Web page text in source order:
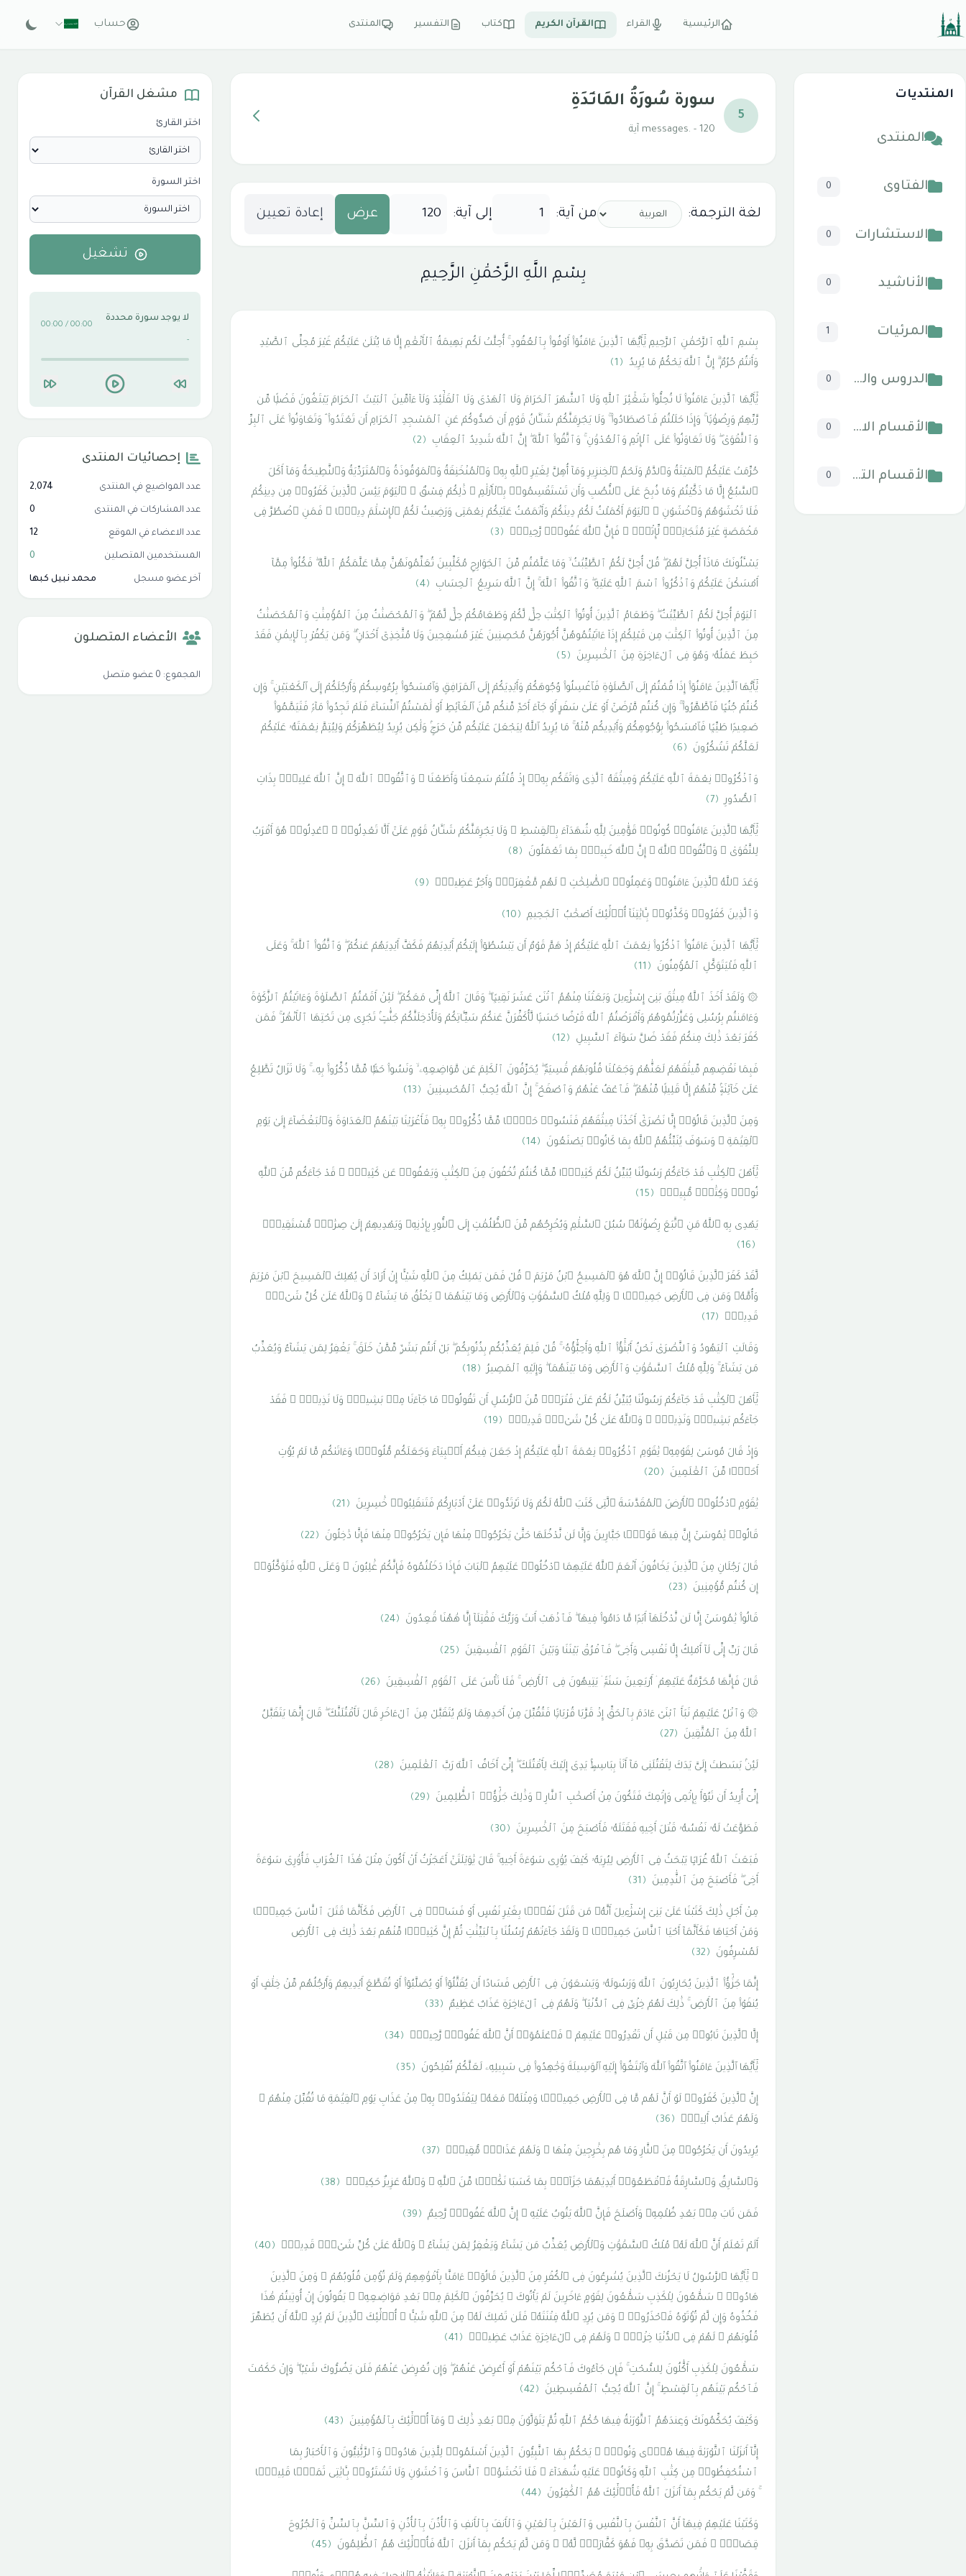
الرئيسية القراء القرآن الكريم كتاب التفسير المنتدى حساب
المنتديات
المنتدى
الفتاوى 0
الاستشارات 0
الأناشيد 0
المرئيات 1
الدروس والخطب 0
الأقسام الاسلامية 0
الأقسام التقنية للكمبيوتر والنترنت 0
5
سورة سُورَةُ المَائـِدَةِ
messages. - 120 آية
لغة الترجمة: من آية: إلى آية: عرض إعادة تعيين
بِسْمِ اللَّهِ الرَّحْمَٰنِ الرَّحِيمِ
بِسْمِ ٱللَّهِ ٱلرَّحْمَٰنِ ٱلرَّحِيمِ يَٰٓأَيُّهَا ٱلَّذِينَ ءَامَنُوٓا۟ أَوْفُوا۟ بِٱلْعُقُودِ ۚ أُحِلَّتْ لَكُم بَهِيمَةُ ٱلْأَنْعَٰمِ إِلَّا مَا يُتْلَىٰ عَلَيْكُمْ غَيْرَ مُحِلِّى ٱلصَّيْدِ
وَأَنتُمْ حُرُمٌ ۗ إِنَّ ٱللَّهَ يَحْكُمُ مَا يُرِيدُ ﴿1﴾
يَٰٓأَيُّهَا ٱلَّذِينَ ءَامَنُوا۟ لَا تُحِلُّوا۟ شَعَٰٓئِرَ ٱللَّهِ وَلَا ٱلشَّهْرَ ٱلْحَرَامَ وَلَا ٱلْهَدْىَ وَلَا ٱلْقَلَٰٓئِدَ وَلَآ ءَآمِّينَ ٱلْبَيْتَ ٱلْحَرَامَ يَبْتَغُونَ فَضْلًۭا مِّن
رَّبِّهِمْ وَرِضْوَٰنًۭا ۚ وَإِذَا حَلَلْتُمْ فَٱصْطَادُوا۟ ۚ وَلَا يَجْرِمَنَّكُمْ شَنَـَٔانُ قَوْمٍ أَن صَدُّوكُمْ عَنِ ٱلْمَسْجِدِ ٱلْحَرَامِ أَن تَعْتَدُوا۟ ۘ وَتَعَاوَنُوا۟ عَلَى ٱلْبِرِّ
وَٱلتَّقْوَىٰ ۖ وَلَا تَعَاوَنُوا۟ عَلَى ٱلْإِثْمِ وَٱلْعُدْوَٰنِ ۚ وَٱتَّقُوا۟ ٱللَّهَ ۖ إِنَّ ٱللَّهَ شَدِيدُ ٱلْعِقَابِ
﴿2﴾
حُرِّمَتْ عَلَيْكُمُ ٱلْمَيْتَةُ وَٱلدَّمُ وَلَحْمُ ٱلْخِنزِيرِ وَمَآ أُهِلَّ لِغَيْرِ ٱللَّهِ بِهِۦ وَٱلْمُنْخَنِقَةُ وَٱلْمَوْقُوذَةُ وَٱلْمُتَرَدِّيَةُ وَٱلنَّطِيحَةُ وَمَآ أَكَلَ
ٱلسَّبُعُ إِلَّا مَا ذَكَّيْتُمْ وَمَا ذُبِحَ عَلَى ٱلنُّصُبِ وَأَن تَسْتَقْسِمُوا۟ بِٱلْأَزْلَٰمِ ۚ ذَٰلِكُمْ فِسْقٌ ۗ ٱلْيَوْمَ يَئِسَ ٱلَّذِينَ كَفَرُوا۟ مِن دِينِكُمْ
فَلَا تَخْشَوْهُمْ وَٱخْشَوْنِ ۚ ٱلْيَوْمَ أَكْمَلْتُ لَكُمْ دِينَكُمْ وَأَتْمَمْتُ عَلَيْكُمْ نِعْمَتِى وَرَضِيتُ لَكُمُ ٱلْإِسْلَٰمَ دِينًۭا ۚ فَمَنِ ٱضْطُرَّ فِى
مَخْمَصَةٍ غَيْرَ مُتَجَانِفٍۢ لِّإِثْمٍۢ ۙ فَإِنَّ ٱللَّهَ غَفُورٌۭ رَّحِيمٌۭ
﴿3﴾
يَسْـَٔلُونَكَ مَاذَآ أُحِلَّ لَهُمْ ۖ قُلْ أُحِلَّ لَكُمُ ٱلطَّيِّبَٰتُ ۙ وَمَا عَلَّمْتُم مِّنَ ٱلْجَوَارِحِ مُكَلِّبِينَ تُعَلِّمُونَهُنَّ مِمَّا عَلَّمَكُمُ ٱللَّهُ ۖ فَكُلُوا۟ مِمَّآ
أَمْسَكْنَ عَلَيْكُمْ وَٱذْكُرُوا۟ ٱسْمَ ٱللَّهِ عَلَيْهِ ۖ وَٱتَّقُوا۟ ٱللَّهَ ۚ إِنَّ ٱللَّهَ سَرِيعُ ٱلْحِسَابِ
﴿4﴾
ٱلْيَوْمَ أُحِلَّ لَكُمُ ٱلطَّيِّبَٰتُ ۖ وَطَعَامُ ٱلَّذِينَ أُوتُوا۟ ٱلْكِتَٰبَ حِلٌّۭ لَّكُمْ وَطَعَامُكُمْ حِلٌّۭ لَّهُمْ ۖ وَٱلْمُحْصَنَٰتُ مِنَ ٱلْمُؤْمِنَٰتِ وَٱلْمُحْصَنَٰتُ
مِنَ ٱلَّذِينَ أُوتُوا۟ ٱلْكِتَٰبَ مِن قَبْلِكُمْ إِذَآ ءَاتَيْتُمُوهُنَّ أُجُورَهُنَّ مُحْصِنِينَ غَيْرَ مُسَٰفِحِينَ وَلَا مُتَّخِذِىٓ أَخْدَانٍۢ ۗ وَمَن يَكْفُرْ بِٱلْإِيمَٰنِ فَقَدْ
حَبِطَ عَمَلُهُۥ وَهُوَ فِى ٱلْءَاخِرَةِ مِنَ ٱلْخَٰسِرِينَ
﴿5﴾
يَٰٓأَيُّهَا ٱلَّذِينَ ءَامَنُوٓا۟ إِذَا قُمْتُمْ إِلَى ٱلصَّلَوٰةِ فَٱغْسِلُوا۟ وُجُوهَكُمْ وَأَيْدِيَكُمْ إِلَى ٱلْمَرَافِقِ وَٱمْسَحُوا۟ بِرُءُوسِكُمْ وَأَرْجُلَكُمْ إِلَى ٱلْكَعْبَيْنِ ۚ وَإِن
كُنتُمْ جُنُبًۭا فَٱطَّهَّرُوا۟ ۚ وَإِن كُنتُم مَّرْضَىٰٓ أَوْ عَلَىٰ سَفَرٍ أَوْ جَآءَ أَحَدٌۭ مِّنكُم مِّنَ ٱلْغَآئِطِ أَوْ لَٰمَسْتُمُ ٱلنِّسَآءَ فَلَمْ تَجِدُوا۟ مَآءًۭ فَتَيَمَّمُوا۟
صَعِيدًۭا طَيِّبًۭا فَٱمْسَحُوا۟ بِوُجُوهِكُمْ وَأَيْدِيكُم مِّنْهُ ۚ مَا يُرِيدُ ٱللَّهُ لِيَجْعَلَ عَلَيْكُم مِّنْ حَرَجٍۢ وَلَٰكِن يُرِيدُ لِيُطَهِّرَكُمْ وَلِيُتِمَّ نِعْمَتَهُۥ عَلَيْكُمْ
لَعَلَّكُمْ تَشْكُرُونَ
﴿6﴾
وَٱذْكُرُوا۟ نِعْمَةَ ٱللَّهِ عَلَيْكُمْ وَمِيثَٰقَهُ ٱلَّذِى وَاثَقَكُم بِهِۦٓ إِذْ قُلْتُمْ سَمِعْنَا وَأَطَعْنَا ۖ وَٱتَّقُوا۟ ٱللَّهَ ۚ إِنَّ ٱللَّهَ عَلِيمٌۢ بِذَاتِ
ٱلصُّدُورِ ﴿7﴾
يَٰٓأَيُّهَا ٱلَّذِينَ ءَامَنُوا۟ كُونُوا۟ قَوَّٰمِينَ لِلَّهِ شُهَدَآءَ بِٱلْقِسْطِ ۖ وَلَا يَجْرِمَنَّكُمْ شَنَـَٔانُ قَوْمٍ عَلَىٰٓ أَلَّا تَعْدِلُوا۟ ۚ ٱعْدِلُوا۟ هُوَ أَقْرَبُ
لِلتَّقْوَىٰ ۖ وَٱتَّقُوا۟ ٱللَّهَ ۚ إِنَّ ٱللَّهَ خَبِيرٌۢ بِمَا تَعْمَلُونَ
﴿8﴾
وَعَدَ ٱللَّهُ ٱلَّذِينَ ءَامَنُوا۟ وَعَمِلُوا۟ ٱلصَّٰلِحَٰتِ ۙ لَهُم مَّغْفِرَةٌۭ وَأَجْرٌ عَظِيمٌۭ ﴿9﴾
وَٱلَّذِينَ كَفَرُوا۟ وَكَذَّبُوا۟ بِـَٔايَٰتِنَآ أُو۟لَٰٓئِكَ أَصْحَٰبُ ٱلْجَحِيمِ ﴿10﴾
يَٰٓأَيُّهَا ٱلَّذِينَ ءَامَنُوا۟ ٱذْكُرُوا۟ نِعْمَتَ ٱللَّهِ عَلَيْكُمْ إِذْ هَمَّ قَوْمٌ أَن يَبْسُطُوٓا۟ إِلَيْكُمْ أَيْدِيَهُمْ فَكَفَّ أَيْدِيَهُمْ عَنكُمْ ۖ وَٱتَّقُوا۟ ٱللَّهَ ۚ وَعَلَى
ٱللَّهِ فَلْيَتَوَكَّلِ ٱلْمُؤْمِنُونَ
﴿11﴾
۞ وَلَقَدْ أَخَذَ ٱللَّهُ مِيثَٰقَ بَنِىٓ إِسْرَٰٓءِيلَ وَبَعَثْنَا مِنْهُمُ ٱثْنَىْ عَشَرَ نَقِيبًۭا ۖ وَقَالَ ٱللَّهُ إِنِّى مَعَكُمْ ۖ لَئِنْ أَقَمْتُمُ ٱلصَّلَوٰةَ وَءَاتَيْتُمُ ٱلزَّكَوٰةَ
وَءَامَنتُم بِرُسُلِى وَعَزَّرْتُمُوهُمْ وَأَقْرَضْتُمُ ٱللَّهَ قَرْضًا حَسَنًۭا لَّأُكَفِّرَنَّ عَنكُمْ سَيِّـَٔاتِكُمْ وَلَأُدْخِلَنَّكُمْ جَنَّٰتٍۢ تَجْرِى مِن تَحْتِهَا ٱلْأَنْهَٰرُ ۚ فَمَن
كَفَرَ بَعْدَ ذَٰلِكَ مِنكُمْ فَقَدْ ضَلَّ سَوَآءَ ٱلسَّبِيلِ
﴿12﴾
فَبِمَا نَقْضِهِم مِّيثَٰقَهُمْ لَعَنَّٰهُمْ وَجَعَلْنَا قُلُوبَهُمْ قَٰسِيَةًۭ ۖ يُحَرِّفُونَ ٱلْكَلِمَ عَن مَّوَاضِعِهِۦ ۙ وَنَسُوا۟ حَظًّۭا مِّمَّا ذُكِّرُوا۟ بِهِۦ ۚ وَلَا تَزَالُ تَطَّلِعُ
عَلَىٰ خَآئِنَةٍۢ مِّنْهُمْ إِلَّا قَلِيلًۭا مِّنْهُمْ ۖ فَٱعْفُ عَنْهُمْ وَٱصْفَحْ ۚ إِنَّ ٱللَّهَ يُحِبُّ ٱلْمُحْسِنِينَ
﴿13﴾
وَمِنَ ٱلَّذِينَ قَالُوٓا۟ إِنَّا نَصَٰرَىٰٓ أَخَذْنَا مِيثَٰقَهُمْ فَنَسُوا۟ حَظًّۭا مِّمَّا ذُكِّرُوا۟ بِهِۦ فَأَغْرَيْنَا بَيْنَهُمُ ٱلْعَدَاوَةَ وَٱلْبَغْضَآءَ إِلَىٰ يَوْمِ
ٱلْقِيَٰمَةِ ۚ وَسَوْفَ يُنَبِّئُهُمُ ٱللَّهُ بِمَا كَانُوا۟ يَصْنَعُونَ
﴿14﴾
يَٰٓأَهْلَ ٱلْكِتَٰبِ قَدْ جَآءَكُمْ رَسُولُنَا يُبَيِّنُ لَكُمْ كَثِيرًۭا مِّمَّا كُنتُمْ تُخْفُونَ مِنَ ٱلْكِتَٰبِ وَيَعْفُوا۟ عَن كَثِيرٍۢ ۚ قَدْ جَآءَكُم مِّنَ ٱللَّهِ
نُورٌۭ وَكِتَٰبٌۭ مُّبِينٌۭ
﴿15﴾
يَهْدِى بِهِ ٱللَّهُ مَنِ ٱتَّبَعَ رِضْوَٰنَهُۥ سُبُلَ ٱلسَّلَٰمِ وَيُخْرِجُهُم مِّنَ ٱلظُّلُمَٰتِ إِلَى ٱلنُّورِ بِإِذْنِهِۦ وَيَهْدِيهِمْ إِلَىٰ صِرَٰطٍۢ مُّسْتَقِيمٍۢ
﴿16﴾
لَّقَدْ كَفَرَ ٱلَّذِينَ قَالُوٓا۟ إِنَّ ٱللَّهَ هُوَ ٱلْمَسِيحُ ٱبْنُ مَرْيَمَ ۚ قُلْ فَمَن يَمْلِكُ مِنَ ٱللَّهِ شَيْـًٔا إِنْ أَرَادَ أَن يُهْلِكَ ٱلْمَسِيحَ ٱبْنَ مَرْيَمَ
وَأُمَّهُۥ وَمَن فِى ٱلْأَرْضِ جَمِيعًۭا ۗ وَلِلَّهِ مُلْكُ ٱلسَّمَٰوَٰتِ وَٱلْأَرْضِ وَمَا بَيْنَهُمَا ۚ يَخْلُقُ مَا يَشَآءُ ۚ وَٱللَّهُ عَلَىٰ كُلِّ شَىْءٍۢ
قَدِيرٌۭ
﴿17﴾
وَقَالَتِ ٱلْيَهُودُ وَٱلنَّصَٰرَىٰ نَحْنُ أَبْنَٰٓؤُا۟ ٱللَّهِ وَأَحِبَّٰٓؤُهُۥ ۚ قُلْ فَلِمَ يُعَذِّبُكُم بِذُنُوبِكُم ۖ بَلْ أَنتُم بَشَرٌۭ مِّمَّنْ خَلَقَ ۚ يَغْفِرُ لِمَن يَشَآءُ وَيُعَذِّبُ
مَن يَشَآءُ ۚ وَلِلَّهِ مُلْكُ ٱلسَّمَٰوَٰتِ وَٱلْأَرْضِ وَمَا بَيْنَهُمَا ۖ وَإِلَيْهِ ٱلْمَصِيرُ
﴿18﴾
يَٰٓأَهْلَ ٱلْكِتَٰبِ قَدْ جَآءَكُمْ رَسُولُنَا يُبَيِّنُ لَكُمْ عَلَىٰ فَتْرَةٍۢ مِّنَ ٱلرُّسُلِ أَن تَقُولُوا۟ مَا جَآءَنَا مِنۢ بَشِيرٍۢ وَلَا نَذِيرٍۢ ۖ فَقَدْ
جَآءَكُم بَشِيرٌۭ وَنَذِيرٌۭ ۗ وَٱللَّهُ عَلَىٰ كُلِّ شَىْءٍۢ قَدِيرٌۭ
﴿19﴾
وَإِذْ قَالَ مُوسَىٰ لِقَوْمِهِۦ يَٰقَوْمِ ٱذْكُرُوا۟ نِعْمَةَ ٱللَّهِ عَلَيْكُمْ إِذْ جَعَلَ فِيكُمْ أَنۢبِيَآءَ وَجَعَلَكُم مُّلُوكًۭا وَءَاتَىٰكُم مَّا لَمْ يُؤْتِ
أَحَدًۭا مِّنَ ٱلْعَٰلَمِينَ
﴿20﴾
يَٰقَوْمِ ٱدْخُلُوا۟ ٱلْأَرْضَ ٱلْمُقَدَّسَةَ ٱلَّتِى كَتَبَ ٱللَّهُ لَكُمْ وَلَا تَرْتَدُّوا۟ عَلَىٰٓ أَدْبَارِكُمْ فَتَنقَلِبُوا۟ خَٰسِرِينَ ﴿21﴾
قَالُوا۟ يَٰمُوسَىٰٓ إِنَّ فِيهَا قَوْمًۭا جَبَّارِينَ وَإِنَّا لَن نَّدْخُلَهَا حَتَّىٰ يَخْرُجُوا۟ مِنْهَا فَإِن يَخْرُجُوا۟ مِنْهَا فَإِنَّا دَٰخِلُونَ ﴿22﴾
قَالَ رَجُلَانِ مِنَ ٱلَّذِينَ يَخَافُونَ أَنْعَمَ ٱللَّهُ عَلَيْهِمَا ٱدْخُلُوا۟ عَلَيْهِمُ ٱلْبَابَ فَإِذَا دَخَلْتُمُوهُ فَإِنَّكُمْ غَٰلِبُونَ ۚ وَعَلَى ٱللَّهِ فَتَوَكَّلُوٓا۟
إِن كُنتُم مُّؤْمِنِينَ
﴿23﴾
قَالُوا۟ يَٰمُوسَىٰٓ إِنَّا لَن نَّدْخُلَهَآ أَبَدًۭا مَّا دَامُوا۟ فِيهَا ۖ فَٱذْهَبْ أَنتَ وَرَبُّكَ فَقَٰتِلَآ إِنَّا هَٰهُنَا قَٰعِدُونَ ﴿24﴾
قَالَ رَبِّ إِنِّى لَآ أَمْلِكُ إِلَّا نَفْسِى وَأَخِى ۖ فَٱفْرُقْ بَيْنَنَا وَبَيْنَ ٱلْقَوْمِ ٱلْفَٰسِقِينَ ﴿25﴾
قَالَ فَإِنَّهَا مُحَرَّمَةٌ عَلَيْهِمْ ۛ أَرْبَعِينَ سَنَةًۭ ۛ يَتِيهُونَ فِى ٱلْأَرْضِ ۚ فَلَا تَأْسَ عَلَى ٱلْقَوْمِ ٱلْفَٰسِقِينَ ﴿26﴾
۞ وَٱتْلُ عَلَيْهِمْ نَبَأَ ٱبْنَىْ ءَادَمَ بِٱلْحَقِّ إِذْ قَرَّبَا قُرْبَانًۭا فَتُقُبِّلَ مِنْ أَحَدِهِمَا وَلَمْ يُتَقَبَّلْ مِنَ ٱلْءَاخَرِ قَالَ لَأَقْتُلَنَّكَ ۖ قَالَ إِنَّمَا يَتَقَبَّلُ
ٱللَّهُ مِنَ ٱلْمُتَّقِينَ
﴿27﴾
لَئِنۢ بَسَطتَ إِلَىَّ يَدَكَ لِتَقْتُلَنِى مَآ أَنَا۠ بِبَاسِطٍۢ يَدِىَ إِلَيْكَ لِأَقْتُلَكَ ۖ إِنِّىٓ أَخَافُ ٱللَّهَ رَبَّ ٱلْعَٰلَمِينَ ﴿28﴾
إِنِّىٓ أُرِيدُ أَن تَبُوٓأَ بِإِثْمِى وَإِثْمِكَ فَتَكُونَ مِنْ أَصْحَٰبِ ٱلنَّارِ ۚ وَذَٰلِكَ جَزَٰٓؤُا۟ ٱلظَّٰلِمِينَ ﴿29﴾
فَطَوَّعَتْ لَهُۥ نَفْسُهُۥ قَتْلَ أَخِيهِ فَقَتَلَهُۥ فَأَصْبَحَ مِنَ ٱلْخَٰسِرِينَ ﴿30﴾
فَبَعَثَ ٱللَّهُ غُرَابًۭا يَبْحَثُ فِى ٱلْأَرْضِ لِيُرِيَهُۥ كَيْفَ يُوَٰرِى سَوْءَةَ أَخِيهِ ۚ قَالَ يَٰوَيْلَتَىٰٓ أَعَجَزْتُ أَنْ أَكُونَ مِثْلَ هَٰذَا ٱلْغُرَابِ فَأُوَٰرِىَ سَوْءَةَ
أَخِى ۖ فَأَصْبَحَ مِنَ ٱلنَّٰدِمِينَ
﴿31﴾
مِنْ أَجْلِ ذَٰلِكَ كَتَبْنَا عَلَىٰ بَنِىٓ إِسْرَٰٓءِيلَ أَنَّهُۥ مَن قَتَلَ نَفْسًۢا بِغَيْرِ نَفْسٍ أَوْ فَسَادٍۢ فِى ٱلْأَرْضِ فَكَأَنَّمَا قَتَلَ ٱلنَّاسَ جَمِيعًۭا
وَمَنْ أَحْيَاهَا فَكَأَنَّمَآ أَحْيَا ٱلنَّاسَ جَمِيعًۭا ۚ وَلَقَدْ جَآءَتْهُمْ رُسُلُنَا بِٱلْبَيِّنَٰتِ ثُمَّ إِنَّ كَثِيرًۭا مِّنْهُم بَعْدَ ذَٰلِكَ فِى ٱلْأَرْضِ
لَمُسْرِفُونَ
﴿32﴾
إِنَّمَا جَزَٰٓؤُا۟ ٱلَّذِينَ يُحَارِبُونَ ٱللَّهَ وَرَسُولَهُۥ وَيَسْعَوْنَ فِى ٱلْأَرْضِ فَسَادًا أَن يُقَتَّلُوٓا۟ أَوْ يُصَلَّبُوٓا۟ أَوْ تُقَطَّعَ أَيْدِيهِمْ وَأَرْجُلُهُم مِّنْ خِلَٰفٍ أَوْ
يُنفَوْا۟ مِنَ ٱلْأَرْضِ ۚ ذَٰلِكَ لَهُمْ خِزْىٌۭ فِى ٱلدُّنْيَا ۖ وَلَهُمْ فِى ٱلْءَاخِرَةِ عَذَابٌ عَظِيمٌ ﴿33﴾
إِلَّا ٱلَّذِينَ تَابُوا۟ مِن قَبْلِ أَن تَقْدِرُوا۟ عَلَيْهِمْ ۖ فَٱعْلَمُوٓا۟ أَنَّ ٱللَّهَ غَفُورٌۭ رَّحِيمٌۭ ﴿34﴾
يَٰٓأَيُّهَا ٱلَّذِينَ ءَامَنُوا۟ ٱتَّقُوا۟ ٱللَّهَ وَٱبْتَغُوٓا۟ إِلَيْهِ ٱلْوَسِيلَةَ وَجَٰهِدُوا۟ فِى سَبِيلِهِۦ لَعَلَّكُمْ تُفْلِحُونَ ﴿35﴾
إِنَّ ٱلَّذِينَ كَفَرُوا۟ لَوْ أَنَّ لَهُم مَّا فِى ٱلْأَرْضِ جَمِيعًۭا وَمِثْلَهُۥ مَعَهُۥ لِيَفْتَدُوا۟ بِهِۦ مِنْ عَذَابِ يَوْمِ ٱلْقِيَٰمَةِ مَا تُقُبِّلَ مِنْهُمْ ۖ
وَلَهُمْ عَذَابٌ أَلِيمٌۭ
﴿36﴾
يُرِيدُونَ أَن يَخْرُجُوا۟ مِنَ ٱلنَّارِ وَمَا هُم بِخَٰرِجِينَ مِنْهَا ۖ وَلَهُمْ عَذَابٌۭ مُّقِيمٌۭ ﴿37﴾
وَٱلسَّارِقُ وَٱلسَّارِقَةُ فَٱقْطَعُوٓا۟ أَيْدِيَهُمَا جَزَآءًۢ بِمَا كَسَبَا نَكَٰلًۭا مِّنَ ٱللَّهِ ۗ وَٱللَّهُ عَزِيزٌ حَكِيمٌۭ ﴿38﴾
فَمَن تَابَ مِنۢ بَعْدِ ظُلْمِهِۦ وَأَصْلَحَ فَإِنَّ ٱللَّهَ يَتُوبُ عَلَيْهِ ۗ إِنَّ ٱللَّهَ غَفُورٌۭ رَّحِيمٌ ﴿39﴾
أَلَمْ تَعْلَمْ أَنَّ ٱللَّهَ لَهُۥ مُلْكُ ٱلسَّمَٰوَٰتِ وَٱلْأَرْضِ يُعَذِّبُ مَن يَشَآءُ وَيَغْفِرُ لِمَن يَشَآءُ ۗ وَٱللَّهُ عَلَىٰ كُلِّ شَىْءٍۢ قَدِيرٌۭ ﴿40﴾
۞ يَٰٓأَيُّهَا ٱلرَّسُولُ لَا يَحْزُنكَ ٱلَّذِينَ يُسَٰرِعُونَ فِى ٱلْكُفْرِ مِنَ ٱلَّذِينَ قَالُوٓا۟ ءَامَنَّا بِأَفْوَٰهِهِمْ وَلَمْ تُؤْمِن قُلُوبُهُمْ ۛ وَمِنَ ٱلَّذِينَ
هَادُوا۟ ۛ سَمَّٰعُونَ لِلْكَذِبِ سَمَّٰعُونَ لِقَوْمٍ ءَاخَرِينَ لَمْ يَأْتُوكَ ۖ يُحَرِّفُونَ ٱلْكَلِمَ مِنۢ بَعْدِ مَوَاضِعِهِۦ ۖ يَقُولُونَ إِنْ أُوتِيتُمْ هَٰذَا
فَخُذُوهُ وَإِن لَّمْ تُؤْتَوْهُ فَٱحْذَرُوا۟ ۚ وَمَن يُرِدِ ٱللَّهُ فِتْنَتَهُۥ فَلَن تَمْلِكَ لَهُۥ مِنَ ٱللَّهِ شَيْـًٔا ۚ أُو۟لَٰٓئِكَ ٱلَّذِينَ لَمْ يُرِدِ ٱللَّهُ أَن يُطَهِّرَ
قُلُوبَهُمْ ۚ لَهُمْ فِى ٱلدُّنْيَا خِزْىٌۭ ۖ وَلَهُمْ فِى ٱلْءَاخِرَةِ عَذَابٌ عَظِيمٌۭ
﴿41﴾
سَمَّٰعُونَ لِلْكَذِبِ أَكَّٰلُونَ لِلسُّحْتِ ۚ فَإِن جَآءُوكَ فَٱحْكُم بَيْنَهُمْ أَوْ أَعْرِضْ عَنْهُمْ ۖ وَإِن تُعْرِضْ عَنْهُمْ فَلَن يَضُرُّوكَ شَيْـًۭٔا ۖ وَإِنْ حَكَمْتَ
فَٱحْكُم بَيْنَهُم بِٱلْقِسْطِ ۚ إِنَّ ٱللَّهَ يُحِبُّ ٱلْمُقْسِطِينَ
﴿42﴾
وَكَيْفَ يُحَكِّمُونَكَ وَعِندَهُمُ ٱلتَّوْرَىٰةُ فِيهَا حُكْمُ ٱللَّهِ ثُمَّ يَتَوَلَّوْنَ مِنۢ بَعْدِ ذَٰلِكَ ۚ وَمَآ أُو۟لَٰٓئِكَ بِٱلْمُؤْمِنِينَ ﴿43﴾
إِنَّآ أَنزَلْنَا ٱلتَّوْرَىٰةَ فِيهَا هُدًۭى وَنُورٌۭ ۚ يَحْكُمُ بِهَا ٱلنَّبِيُّونَ ٱلَّذِينَ أَسْلَمُوا۟ لِلَّذِينَ هَادُوا۟ وَٱلرَّبَّٰنِيُّونَ وَٱلْأَحْبَارُ بِمَا
ٱسْتُحْفِظُوا۟ مِن كِتَٰبِ ٱللَّهِ وَكَانُوا۟ عَلَيْهِ شُهَدَآءَ ۚ فَلَا تَخْشَوُا۟ ٱلنَّاسَ وَٱخْشَوْنِ وَلَا تَشْتَرُوا۟ بِـَٔايَٰتِى ثَمَنًۭا قَلِيلًۭا
ۚ وَمَن لَّمْ يَحْكُم بِمَآ أَنزَلَ ٱللَّهُ فَأُو۟لَٰٓئِكَ هُمُ ٱلْكَٰفِرُونَ
﴿44﴾
وَكَتَبْنَا عَلَيْهِمْ فِيهَآ أَنَّ ٱلنَّفْسَ بِٱلنَّفْسِ وَٱلْعَيْنَ بِٱلْعَيْنِ وَٱلْأَنفَ بِٱلْأَنفِ وَٱلْأُذُنَ بِٱلْأُذُنِ وَٱلسِّنَّ بِٱلسِّنِّ وَٱلْجُرُوحَ
قِصَاصٌۭ ۚ فَمَن تَصَدَّقَ بِهِۦ فَهُوَ كَفَّارَةٌۭ لَّهُۥ ۚ وَمَن لَّمْ يَحْكُم بِمَآ أَنزَلَ ٱللَّهُ فَأُو۟لَٰٓئِكَ هُمُ ٱلظَّٰلِمُونَ
﴿45﴾
مشغل القرآن
اختر القارئ
اختر السورة
تشغيل
لا يوجد سورة محددة
-
00:00 / 00:00
إحصائيات المنتدى
عدد المواضيع في المنتدى 2,074
عدد المشاركات في المنتدى 0
عدد الاعضاء في الموقع 12
المستخدمين المتصلين 0
آخر عضو مسجل محمد نبيل كبها
الأعضاء المتصلون
المجموع: 0 عضو متصل